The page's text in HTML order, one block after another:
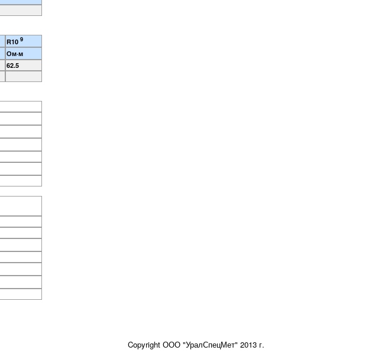
R10 9
Ом·м
62.5
Copyright ООО "УралСпецМет" 2013 г.